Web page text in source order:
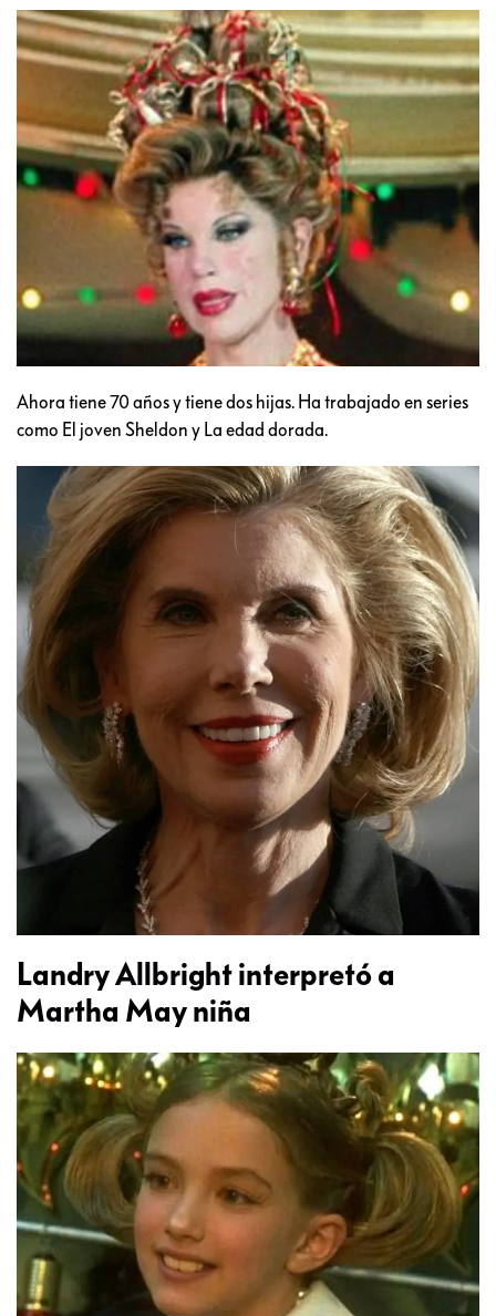
Ahora tiene 70 años y tiene dos hijas. Ha trabajado en series
como El joven Sheldon y La edad dorada.
Landry Allbright interpretó a
Martha May niña